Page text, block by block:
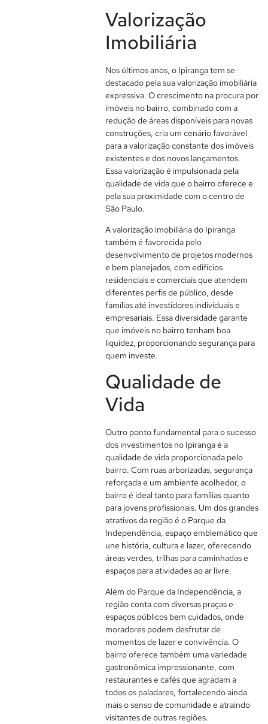
Valorização
Imobiliária
Nos últimos anos, o Ipiranga tem se
destacado pela sua valorização imobiliária
expressiva. O crescimento na procura por
imóveis no bairro, combinado com a
redução de áreas disponíveis para novas
construções, cria um cenário favorável
para a valorização constante dos imóveis
existentes e dos novos lançamentos.
Essa valorização é impulsionada pela
qualidade de vida que o bairro oferece e
pela sua proximidade com o centro de
São Paulo.
A valorização imobiliária do Ipiranga
também é favorecida pelo
desenvolvimento de projetos modernos
e bem planejados, com edifícios
residenciais e comerciais que atendem
diferentes perfis de público, desde
famílias até investidores individuais e
empresariais. Essa diversidade garante
que imóveis no bairro tenham boa
liquidez, proporcionando segurança para
quem investe.
Qualidade de
Vida
Outro ponto fundamental para o sucesso
dos investimentos no Ipiranga é a
qualidade de vida proporcionada pelo
bairro. Com ruas arborizadas, segurança
reforçada e um ambiente acolhedor, o
bairro é ideal tanto para famílias quanto
para jovens profissionais. Um dos grandes
atrativos da região é o Parque da
Independência, espaço emblemático que
une história, cultura e lazer, oferecendo
áreas verdes, trilhas para caminhadas e
espaços para atividades ao ar livre.
Além do Parque da Independência, a
região conta com diversas praças e
espaços públicos bem cuidados, onde
moradores podem desfrutar de
momentos de lazer e convivência. O
bairro oferece também uma variedade
gastronômica impressionante, com
restaurantes e cafés que agradam a
todos os paladares, fortalecendo ainda
mais o senso de comunidade e atraindo
visitantes de outras regiões.